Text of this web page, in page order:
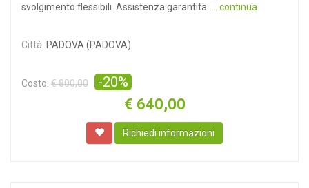
svolgimento flessibili. Assistenza garantita.
... continua
Città: PADOVA (PADOVA)
Costo: € 800,00 -20%
€ 640,00
Richiedi informazioni